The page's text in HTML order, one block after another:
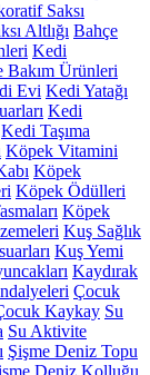
Saksı
Altlığı Bahçe
Kedi
Ürünleri
Evi Kedi Yatağı
Kedi
Kedi Taşıma
Köpek Vitamini
Köpek
Köpek Ödülleri
Köpek
Kuş Sağlık
Kuş Yemi
Kaydırak
Çocuk
Kaykay Su
Su Aktivite
Şişme Deniz Topu
Deniz Kolluğu